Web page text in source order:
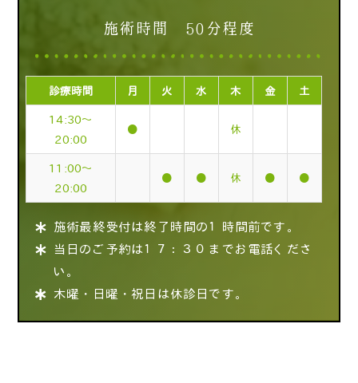
施術時間 50分程度
診療時間 月 火 水 木 金 土
14:30～
20:00
● 休
11:00～
20:00
● ● 休 ● ●
施術最終受付は終了時間の１時間前です。
当日のご予約は１７：３０までお電話くださ
い。
木曜・日曜・祝日は休診日です。